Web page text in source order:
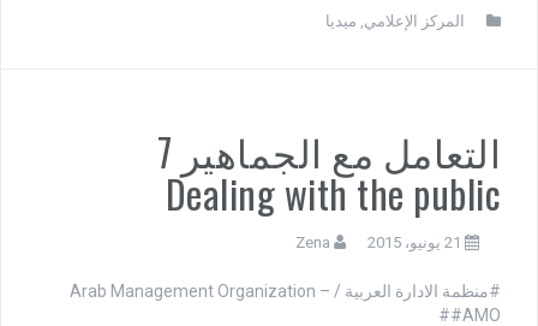
المركز الإعلامي , ميديا
التعامل مع الجماهير 7
Dealing with the public
21 يونيو، 2015 Zena
#منظمة الادارة العربية / Arab Management Organization –
#AMO#